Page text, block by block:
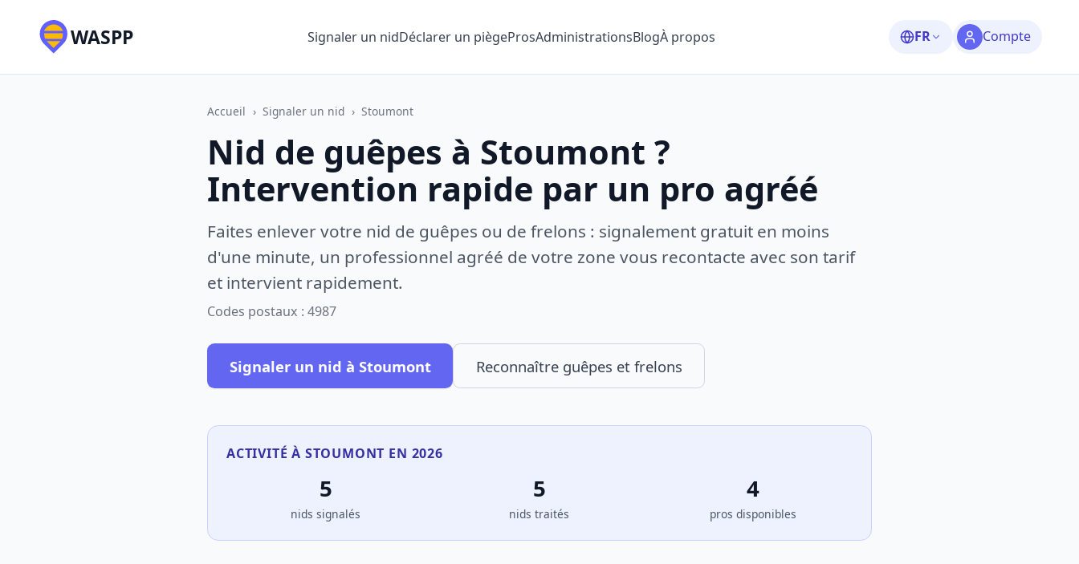
WASPP Signaler un nidDéclarer un piègeProsAdministrationsBlogÀ propos FR Compte
Accueil › Signaler un nid › Stoumont
Nid de guêpes à Stoumont ?
Intervention rapide par un pro agréé
Faites enlever votre nid de guêpes ou de frelons : signalement gratuit en moins
d'une minute, un professionnel agréé de votre zone vous recontacte avec son tarif
et intervient rapidement.
Codes postaux : 4987
Signaler un nid à Stoumont Reconnaître guêpes et frelons
ACTIVITÉ À STOUMONT EN 2026
5
nids signalés
5
nids traités
4
pros disponibles